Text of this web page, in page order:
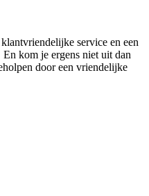
service en een
kom je ergens niet uit dan
door een vriendelijke